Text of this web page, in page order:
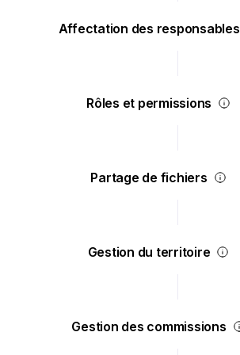
Affectation des responsables
Rôles et permissions
Partage de fichiers
Gestion du territoire
Gestion des commissions